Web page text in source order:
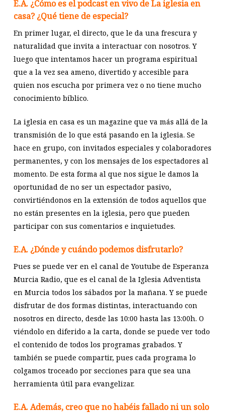
E.A. ¿Cómo es el podcast en vivo de La iglesia en
casa? ¿Qué tiene de especial?
En primer lugar, el directo, que le da una frescura y
naturalidad que invita a interactuar con nosotros. Y
luego que intentamos hacer un programa espiritual
que a la vez sea ameno, divertido y accesible para
quien nos escucha por primera vez o no tiene mucho
conocimiento bíblico.
La iglesia en casa es un magazine que va más allá de la
transmisión de lo que está pasando en la iglesia. Se
hace en grupo, con invitados especiales y colaboradores
permanentes, y con los mensajes de los espectadores al
momento. De esta forma al que nos sigue le damos la
oportunidad de no ser un espectador pasivo,
convirtiéndonos en la extensión de todos aquellos que
no están presentes en la iglesia, pero que pueden
participar con sus comentarios e inquietudes.
E.A. ¿Dónde y cuándo podemos disfrutarlo?
Pues se puede ver en el canal de Youtube de Esperanza
Murcia Radio, que es el canal de la Iglesia Adventista
en Murcia todos los sábados por la mañana. Y se puede
disfrutar de dos formas distintas, interactuando con
nosotros en directo, desde las 10:00 hasta las 13:00h. O
viéndolo en diferido a la carta, donde se puede ver todo
el contenido de todos los programas grabados. Y
también se puede compartir, pues cada programa lo
colgamos troceado por secciones para que sea una
herramienta útil para evangelizar.
E.A. Además, creo que no habéis fallado ni un solo